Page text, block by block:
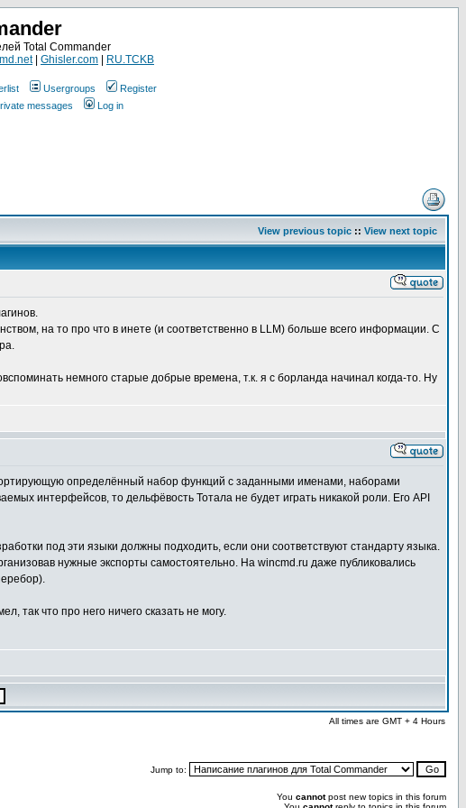
Total Commander
| Ghisler.com RU.TCKB
Usergroups
Register
messages Log in
View previous topic :: View next topic
на то про что в инете (и соответственно в LLM) больше всего информации. С
немного старые добрые времена, т.к. я с борланда начинал когда-то. Ну
определённый набор функций с заданными именами, наборами
интерфейсов, то дельфёвость Тотала не будет играть никакой роли. Его API
под эти языки должны подходить, если они соответствуют стандарту языка.
нужные экспорты самостоятельно. На wincmd.ru даже публиковались
так что про него ничего сказать не могу.
All times are GMT + 4 Hours
Jump to:
You cannotpost new topics in this forum